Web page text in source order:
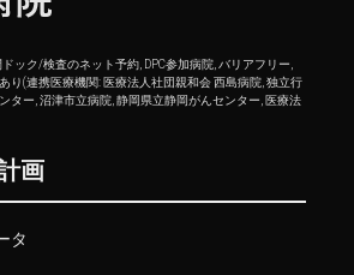
ック/検査のネット予約, DPC参加病院, バリアフリー,
り(連携医療機関: 医療法人社団親和会 西島病院, 独立行
ター, 沼津市立病院, 静岡県立静岡がんセンター, 医療法
画
タ